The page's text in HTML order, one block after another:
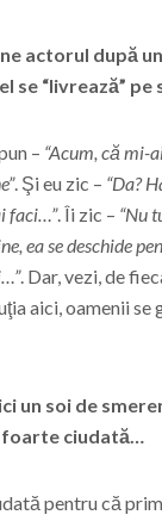
actorul după
se “livrează” pe
– “Acum, că mi-
. Şi eu zic – “Da?
faci…”. Îi zic – “Nu
ea se deschide
. Dar, vezi, de
aici, oamenii se
un soi de
foarte ciudată…
pentru că